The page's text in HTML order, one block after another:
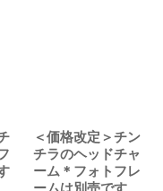
＜価格改定＞チン
チラのヘッドチャ
ーム＊フォトフレ